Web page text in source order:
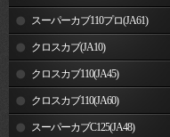
(MLHJA56)
スーパーカブ110プロ(JA61)
クロスカブ(JA10)
クロスカブ110(JA45)
クロスカブ110(JA60)
スーパーカブC125(JA48)